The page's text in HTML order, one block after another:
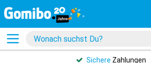
Sichere Zahlungen